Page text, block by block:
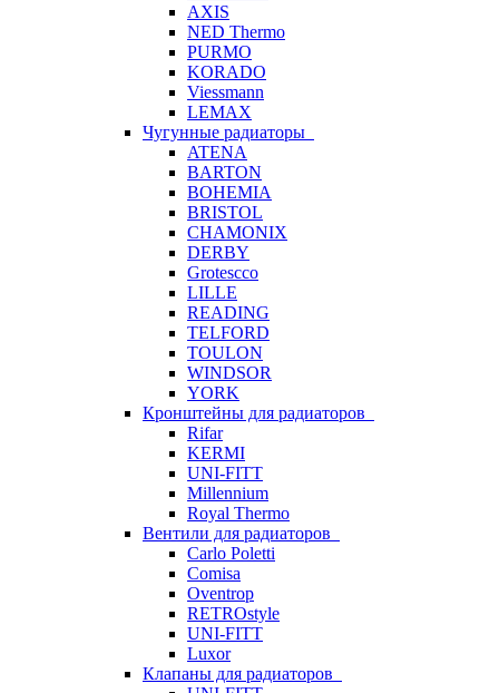
AXIS
NED Thermo
PURMO
KORADO
Viessmann
LEMAX
Чугунные радиаторы
ATENA
BARTON
BOHEMIA
BRISTOL
CHAMONIX
DERBY
Grotescco
LILLE
READING
TELFORD
TOULON
WINDSOR
YORK
Кронштейны для радиаторов
Rifar
KERMI
UNI-FITT
Millennium
Royal Thermo
Вентили для радиаторов
Carlo Poletti
Comisa
Oventrop
RETROstyle
UNI-FITT
Luxor
Клапаны для радиаторов